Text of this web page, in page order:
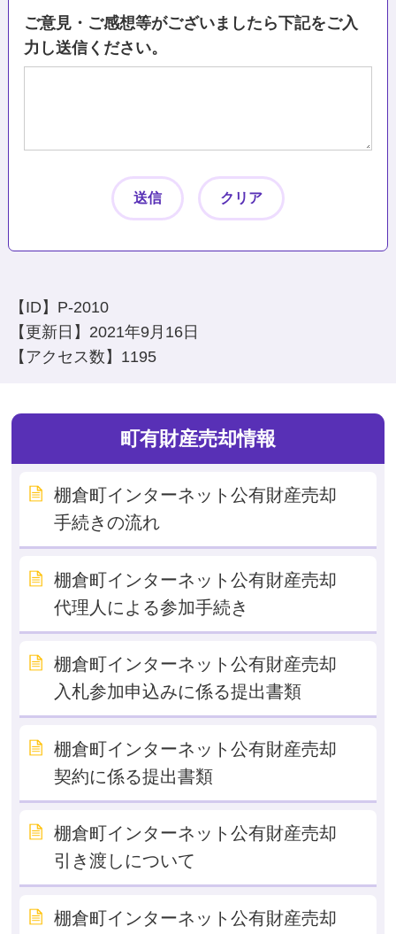
ご意見・ご感想等がございましたら下記をご入
力し送信ください。
【ID】 P-2010
【更新日】 2021年9月16日
【アクセス数】 1195
町有財産売却情報
棚倉町インターネット公有財産売却
手続きの流れ
棚倉町インターネット公有財産売却
代理人による参加手続き
棚倉町インターネット公有財産売却
入札参加申込みに係る提出書類
棚倉町インターネット公有財産売却
契約に係る提出書類
棚倉町インターネット公有財産売却
引き渡しについて
棚倉町インターネット公有財産売却